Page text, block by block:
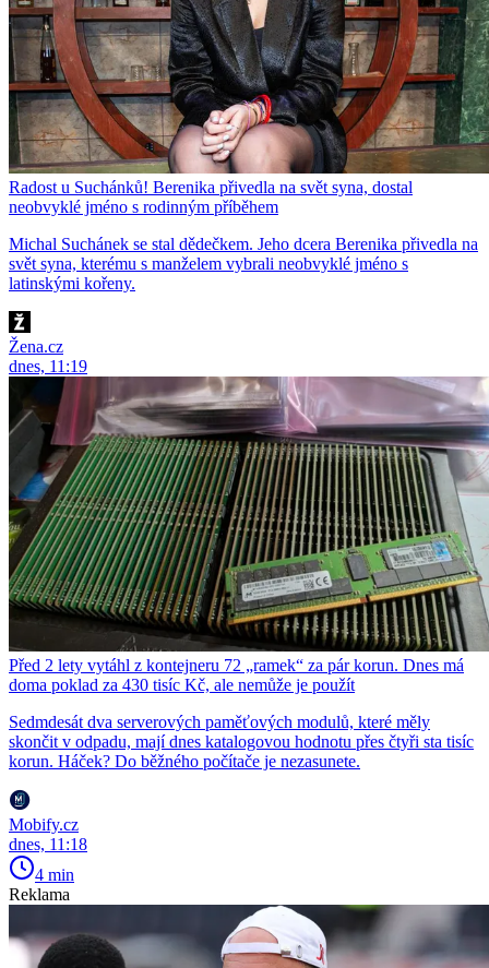
Radost u Suchánků! Berenika přivedla na svět syna, dostal
neobvyklé jméno s rodinným příběhem
Michal Suchánek se stal dědečkem. Jeho dcera Berenika přivedla na
svět syna, kterému s manželem vybrali neobvyklé jméno s
latinskými kořeny.
Žena.cz
dnes, 11:19
Před 2 lety vytáhl z kontejneru 72 „ramek“ za pár korun. Dnes má
doma poklad za 430 tisíc Kč, ale nemůže je použít
Sedmdesát dva serverových paměťových modulů, které měly
skončit v odpadu, mají dnes katalogovou hodnotu přes čtyři sta tisíc
korun. Háček? Do běžného počítače je nezasunete.
Mobify.cz
dnes, 11:18
4 min
Reklama